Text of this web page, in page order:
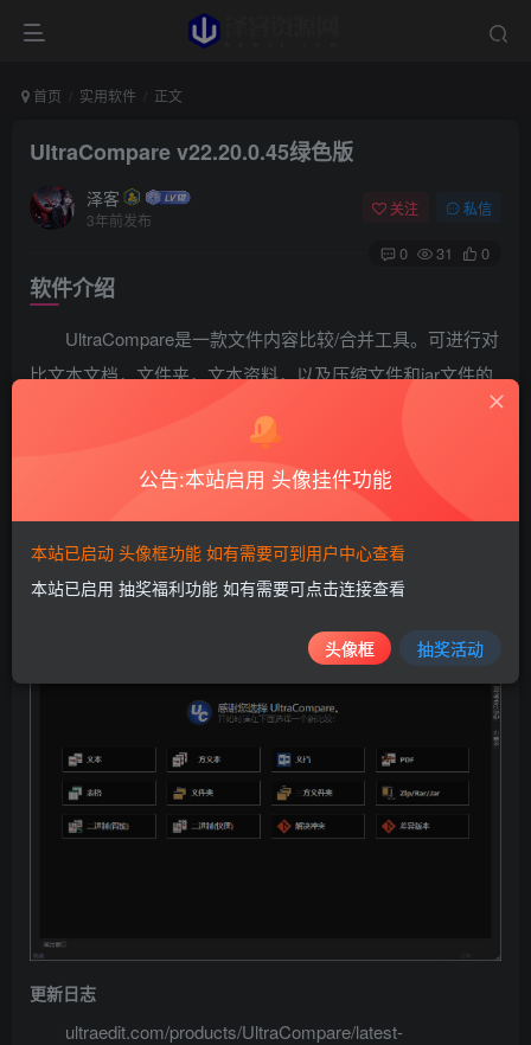
首页 实用软件 正文
UltraCompare v22.20.0.45绿色版
泽客
3年前发布
关注 私信
0 31 0
软件介绍
UltraCompare是一款文件内容比较/合并工具。可进行对
比文本文档，文件夹，文本资料，以及压缩文件和jar文件的
功能，并且可以对比较的文件进行合并，同步等操作，支持
撤消操作，UltraCompare专业版能自动和UltraEdit或者
UEStudio结合起来使用。
更新日志
ultraedit.com/products/UltraCompare/latest-
公告:本站启用 头像挂件功能
本站已启动 头像框功能 如有需要可到用户中心查看
本站已启用 抽奖福利功能 如有需要可点击连接查看
头像框 抽奖活动